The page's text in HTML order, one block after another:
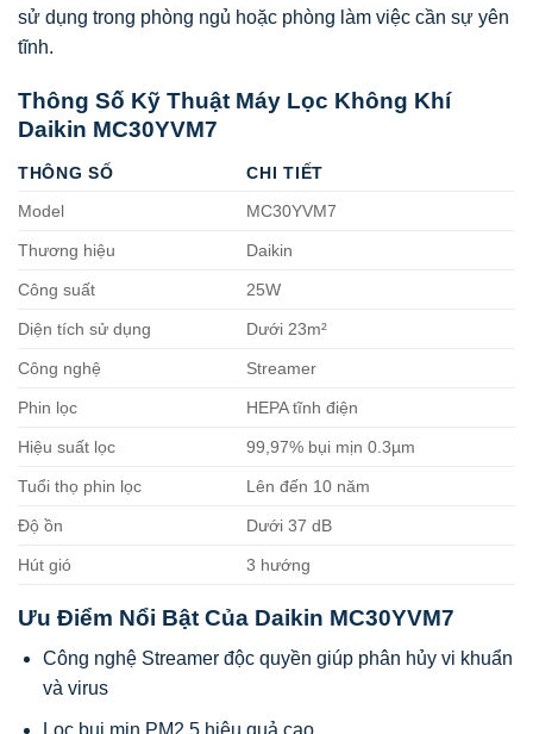
sử dụng trong phòng ngủ hoặc phòng làm việc cần sự yên
tĩnh.
Thông Số Kỹ Thuật Máy Lọc Không Khí
Daikin MC30YVM7
THÔNG SỐ
CHI TIẾT
Model
MC30YVM7
Thương hiệu Daikin
Công suất 25W
Diện tích sử dụng Dưới 23m²
Công nghệ Streamer
Phin lọc HEPA tĩnh điện
Hiệu suất lọc 99,97% bụi mịn 0.3µm
Tuổi thọ phin lọc Lên đến 10 năm
Độ ồn Dưới 37 dB
Hút gió 3 hướng
Ưu Điểm Nổi Bật Của Daikin MC30YVM7
Công nghệ Streamer độc quyền giúp phân hủy vi khuẩn
và virus
Lọc bụi mịn PM2.5 hiệu quả cao